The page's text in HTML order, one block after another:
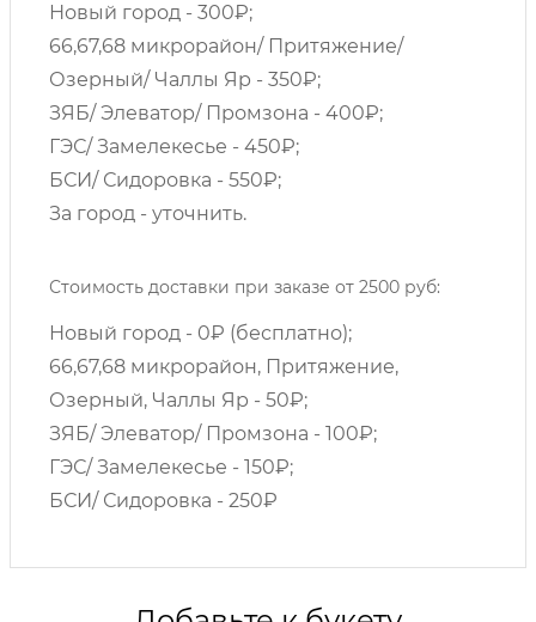
Новый город - 300₽;
66,67,68 микрорайон/ Притяжение/
Озерный/ Чаллы Яр - 350₽;
ЗЯБ/ Элеватор/ Промзона - 400₽;
ГЭС/ Замелекесье - 450₽;
БСИ/ Сидоровка - 550₽;
За город - уточнить.
Стоимость доставки при заказе от 2500 руб:
Новый город - 0₽ (бесплатно);
66,67,68 микрорайон, Притяжение,
Озерный, Чаллы Яр - 50₽;
ЗЯБ/ Элеватор/ Промзона - 100₽;
ГЭС/ Замелекесье - 150₽;
БСИ/ Сидоровка - 250₽